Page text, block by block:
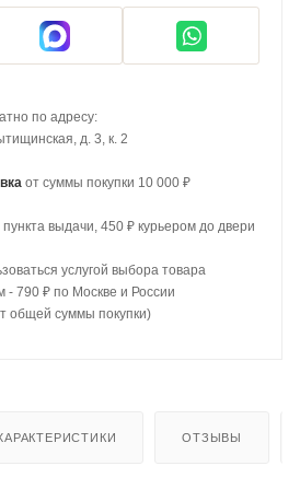
по адресу:
д. 3, к. 2
от суммы покупки 10 000 ₽
выдачи, 450 ₽ курьером до двери
услугой выбора товара
- 790 ₽ по Москве и России
общей суммы покупки)
ОТЗЫВЫ